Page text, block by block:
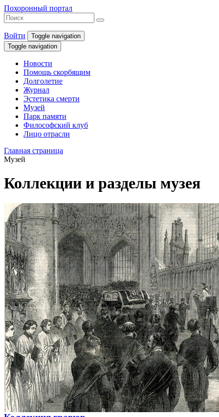
Похоронный портал
Войти
Toggle navigation
Toggle navigation
Новости
Помощь скорбящим
Долголетие
Журнал
Эстетика смерти
Музей
Парк памяти
Философский клуб
Лицо отрасли
Главная страница
Музей
Коллекции и разделы музея